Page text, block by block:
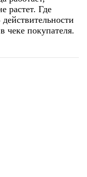
растет. Где
чеке покупателя.